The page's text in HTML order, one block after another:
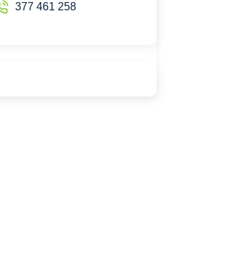
377 461 258